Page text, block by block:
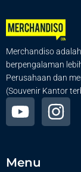
Merchandiso
berpengalaman
Perusahaan dan
(Souvenir Kantor
Menu